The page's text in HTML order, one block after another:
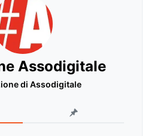
Assodigitale
di Assodigitale